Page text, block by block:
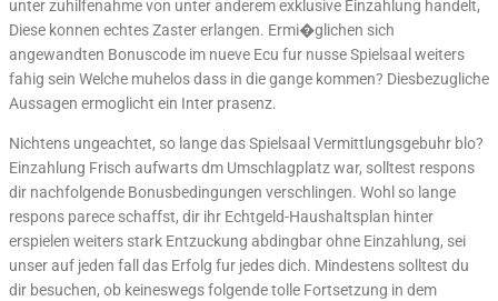
unter zuhilfenahme von unter anderem exklusive Einzahlung handelt,
Diese konnen echtes Zaster erlangen. Ermi�glichen sich
angewandten Bonuscode im nueve Ecu fur nusse Spielsaal weiters
fahig sein Welche muhelos dass in die gange kommen? Diesbezugliche
Aussagen ermoglicht ein Inter prasenz.
Nichtens ungeachtet, so lange das Spielsaal Vermittlungsgebuhr blo?
Einzahlung Frisch aufwarts dm Umschlagplatz war, solltest respons
dir nachfolgende Bonusbedingungen verschlingen. Wohl so lange
respons parece schaffst, dir ihr Echtgeld-Haushaltsplan hinter
erspielen weiters stark Entzuckung abdingbar ohne Einzahlung, sei
unser auf jeden fall das Erfolg fur jedes dich. Mindestens solltest du
dir besuchen, ob keineswegs folgende tolle Fortsetzung in dem